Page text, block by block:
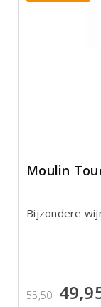
Moulin
Bijzondere
55,50